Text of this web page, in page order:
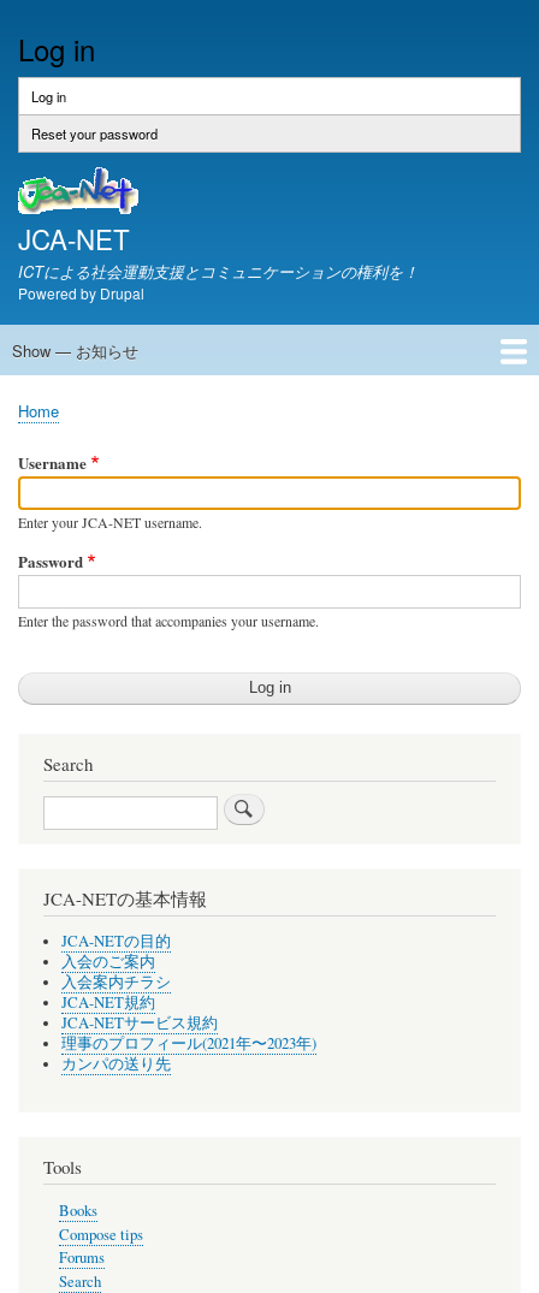
Log in
Primary
tabs
Log in
tab)
Reset your password
JCA-NET
ICTによる社会運動支援とコミュニケーションの権利を！
Powered by Drupal
お
ら
Show — お知らせ
JCA-NETからのお知らせ
Breadcrumb
Home
Username
Enter your JCA-NET username.
Password
Enter the password that accompanies your username.
Search
Search
JCA-NETの基本情報
JCA-NETの目的
入会のご案内
入会案内チラシ
JCA-NET規約
JCA-NETサービス規約
理事のプロフィール(2021年〜2023年)
カンパの送り先
Tools
Books
Compose tips
Forums
Search